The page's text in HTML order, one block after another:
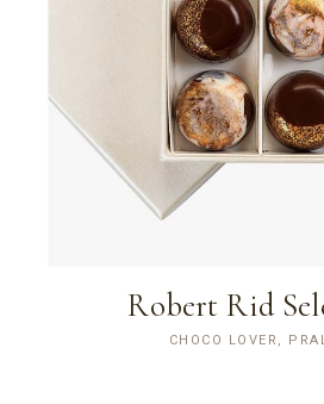
Robert Rid
CHOCO LOVER,